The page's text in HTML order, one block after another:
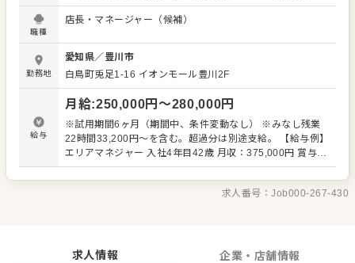
年を目途に店長として店舗運営をお任せします。具体的に
は、売上管理、アルバイトのシフト管理、スタッフ教育な
は複数店舗を管理するエリアマネジャーへのステップアッ
プ、さらには【商品開発】・【新業態開発】・【店舗開
発】・【人事】といった管理部門へのキャリアチェンジも
可能。あなたの成長意欲がある分だけ、活躍の場が広がる
環境です。 ＜おすすめポイント＞ 店長・エリアマネジャー
はもちろん、**本部職（商品開発・人事など）**へのキャリ
アパスが明確です。 入社後3〜4年で店長を目指せ、あなた
の成長を会社が全面的にサポートします。
職種
店長・マネージャー（候補）
勤務地
愛知県／ 豊川市
白鳥町兎足1-16 イオンモール豊川2F
給与
月給:250,000円〜280,000円
※試用期間6ヶ月（期間中、条件変動なし） ※みなし残業
22時間33,200円～を含む。超過分は別途支給。 【給与例】
エリアマネジャー 入社4年目42歳 月収：375,000円 賞与：
1,050,000円 年収：5,550,000円 店長 入社3年目(新卒社
員)23歳 月収：310,000円 賞与：930,000円 年収：
求人番号：Job000-267-430
求人情報 企業・店舗情報